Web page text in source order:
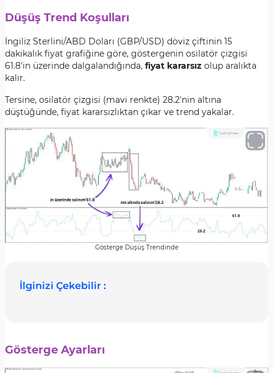
Düşüş Trend Koşulları
İngiliz Sterlini/ABD Doları (GBP/USD) döviz çiftinin 15
dakikalık fiyat grafiğine göre, göstergenin osilatör çizgisi
61.8'in üzerinde dalgalandığında, fiyat kararsız olup aralıkta
kalır.
Tersine, osilatör çizgisi (mavi renkte) 28.2'nin altına
düştüğünde, fiyat kararsızlıktan çıkar ve trend yakalar.
Gösterge Düşüş Trendinde
İlginizi Çekebilir :
Gösterge Ayarları